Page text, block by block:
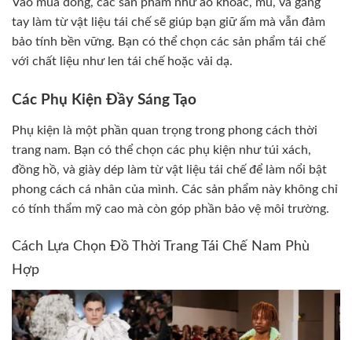
Vào mùa đông, các sản phẩm như áo khoác, mũ, và găng
tay làm từ vật liệu tái chế sẽ giúp bạn giữ ấm mà vẫn đảm
bảo tính bền vững. Bạn có thể chọn các sản phẩm tái chế
với chất liệu như len tái chế hoặc vải dạ.
Các Phụ Kiện Đầy Sáng Tạo
Phụ kiện là một phần quan trọng trong phong cách thời
trang nam. Bạn có thể chọn các phụ kiện như túi xách,
đồng hồ, và giày dép làm từ vật liệu tái chế để làm nổi bật
phong cách cá nhân của mình. Các sản phẩm này không chỉ
có tính thẩm mỹ cao mà còn góp phần bảo vệ môi trường.
Cách Lựa Chọn Đồ Thời Trang Tái Chế Nam Phù
Hợp